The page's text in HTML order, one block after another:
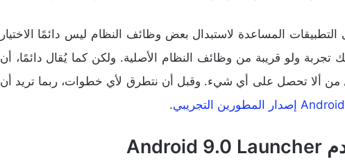
التطبيقات المساعدة لاستبدال بعض وظائف النظام ليس دائمًا الاختيار
تجربة ولو قريبة من وظائف النظام الأصلية. ولكن كما يُقال دائمًا، أن
ألا تحصل على أي شيء. وقبل أن نتطرق لأي خطوات، ربما تريد أن
.